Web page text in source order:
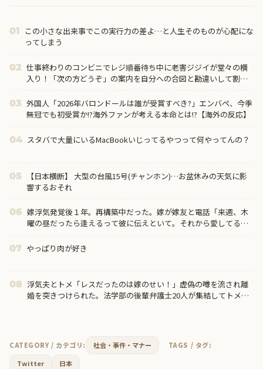
01
この小さな出来事でこの実行力の差よ…と人生そのものが心配にな
ってしまう
02 仕事終わりのコンビニでレジ順番待ち中に老害ジジイが堂々の横
入り！「次の方どうぞ」の案内を自分への合図と勘違いして割り
03 外国人「2026年バロンドールは誰が受賞すべき?」エンバペ、今季
無冠でも初受賞か!?海外ファンが考える本命とは!?【海外の反応】
04 スタバで大量にいるMacBookいじってるやつって何やってんの？
05
【日本横断】 大型の台風15号(チャンホン)…お盆休みの天気に影
響するおそれ
06 嫁浮気発覚後１年。再構築中だった。嫁が嫁友と電話「来週、木
曜の昼だったら逢えるって彼に伝えといて。それから愛してるっ
07 やっぱり肉が好き
08 浮気夫とトメ「レスだったのは嫁のせい！」虚偽の噂を流され離
婚を突きつけられた。法学部の後輩弁護士20人が集結してトメ＆
CATEGORY / カテゴリ: 社会・事件・マナー
TAGS / タグ:
Twitter
日本